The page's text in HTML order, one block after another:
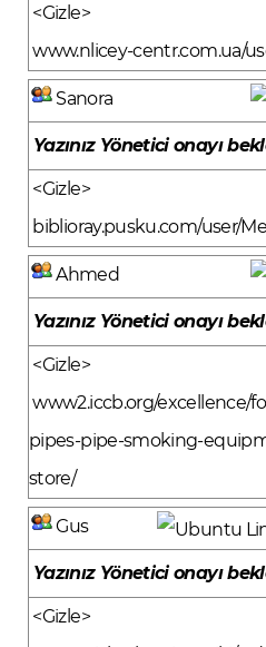
<Gizle>
www.nlicey-centr.com.ua/
Sanora
Yazınız Yönetici onayı
<Gizle>
biblioray.pusku.com/user/
Ahmed
Yazınız Yönetici onayı
<Gizle>
www2.iccb.org/excellence/
pipes-pipe-smoking-
store/
Gus
Yazınız Yönetici onayı
<Gizle>